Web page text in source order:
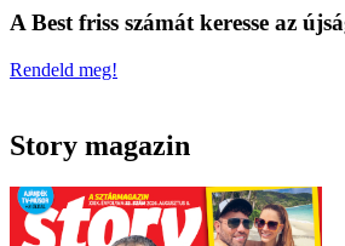
A Best friss számát keresse az
Rendeld meg!
Story magazin